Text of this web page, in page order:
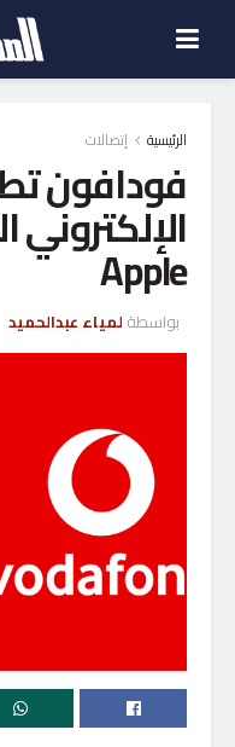
الرئيسية إتصالات
فودافون
الإلكتروني
Apple
بواسطة لمياء عبدالحميد